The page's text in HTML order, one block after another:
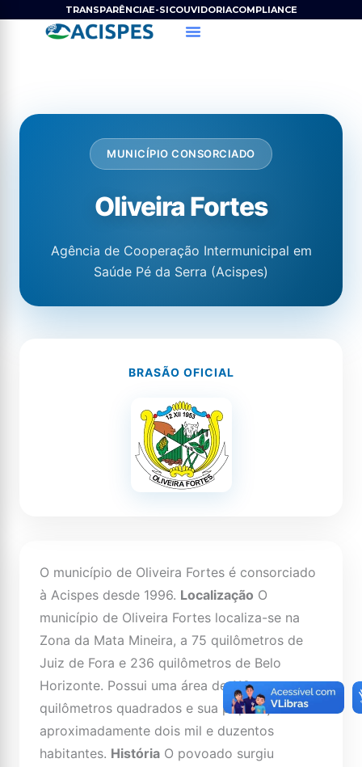
TRANSPARÊNCIAE-SICOUVIDORIACOMPLIANCE
MUNICÍPIO CONSORCIADO
Oliveira Fortes
Agência de Cooperação Intermunicipal em
Saúde Pé da Serra (Acispes)
BRASÃO OFICIAL
O município de Oliveira Fortes é consorciado
à Acispes desde 1996. Localização O
município de Oliveira Fortes localiza-se na
Zona da Mata Mineira, a 75 quilômetros de
Juiz de Fora e 236 quilômetros de Belo
Horizonte. Possui uma área de 118
quilômetros quadrados e sua população é de
aproximadamente dois mil e duzentos
habitantes. HistóriaO povoado surgiu